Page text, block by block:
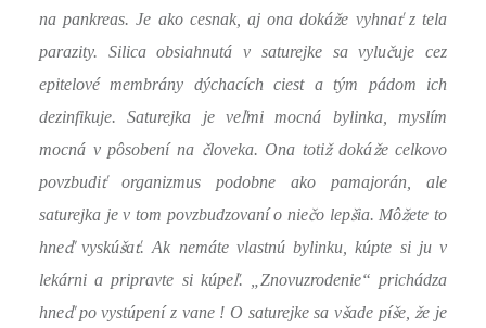
na pankreas. Je ako cesnak, aj ona dokáže vyhnaťz tela
parazity. Silica obsiahnutá v saturejke sa vylučuje cez
epitelové membrány dýchacích ciest a tým pádom ich
dezinfikuje. Saturejka je veľmi mocná bylinka, myslím
mocná v pôsobení na človeka. Ona totiždokáže celkovo
povzbudiťorganizmus podobne ako pamajorán, ale
saturejka je v tom povzbudzovaní o niečo lepšia. Môžete to
hneďvyskúšať. Ak nemáte vlastnú bylinku, kúpte si ju v
lekárni a pripravte si kúpeľ. „Znovuzrodenie“ prichádza
hneďpo vystúpení z vane ! O saturejke sa všade píše, že je